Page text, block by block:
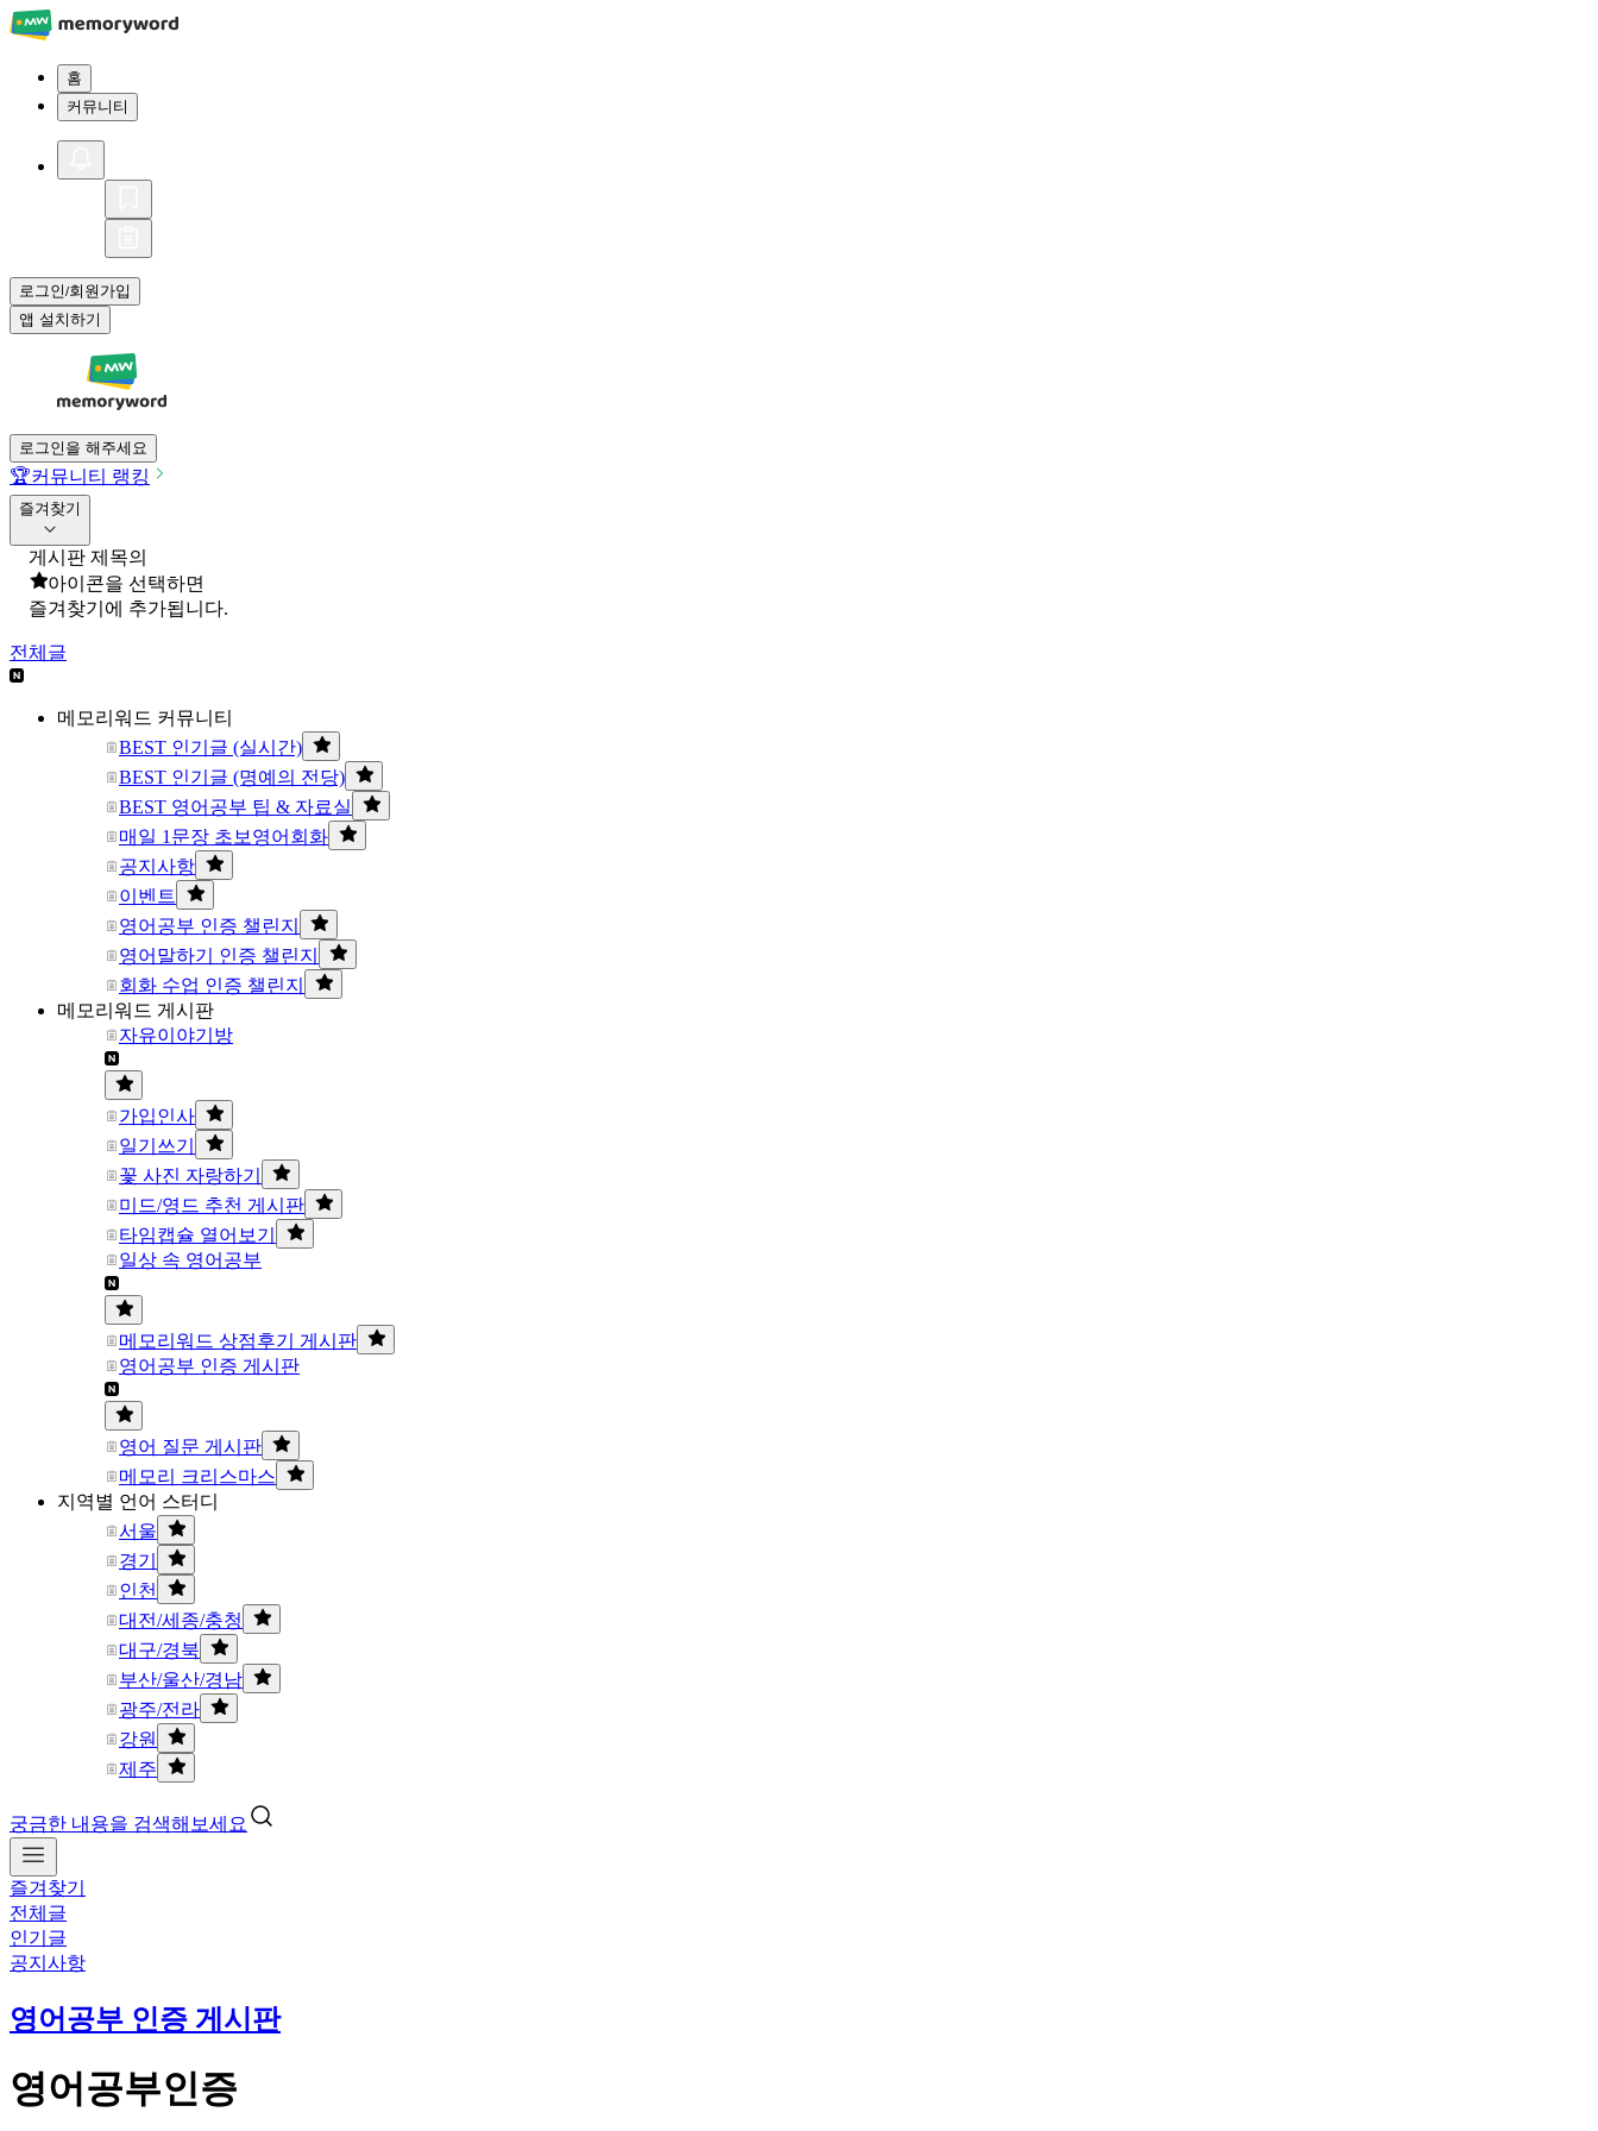
홈
커뮤니티
로그인/회원가입
앱 설치하기
로그인을 해주세요
🏆커뮤니티 랭킹
즐겨찾기
게시판 제목의
아이콘을 선택하면
즐겨찾기에 추가됩니다.
전체글
메모리워드 커뮤니티
BEST 인기글 (실시간)
BEST 인기글 (명예의 전당)
BEST 영어공부 팁 & 자료실
매일 1문장 초보영어회화
공지사항
이벤트
영어공부 인증 챌린지
영어말하기 인증 챌린지
회화 수업 인증 챌린지
메모리워드 게시판
자유이야기방
가입인사
일기쓰기
꽃 사진 자랑하기
미드/영드 추천 게시판
타임캡슐 열어보기
일상 속 영어공부
메모리워드 상점후기 게시판
영어공부 인증 게시판
영어 질문 게시판
메모리 크리스마스
지역별 언어 스터디
서울
경기
인천
대전/세종/충청
대구/경북
부산/울산/경남
광주/전라
강원
제주
궁금한 내용을 검색해보세요
즐겨찾기
전체글
인기글
공지사항
영어공부 인증 게시판
영어공부인증